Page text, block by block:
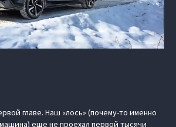
главе. Наш «лось» (почему-то именно
еще не проехал первой тысячи